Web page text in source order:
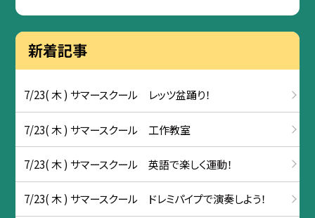
新着記事
7/23( 木 ) サマースクール レッツ盆踊り！
7/23( 木 ) サマースクール 工作教室
7/23( 木 ) サマースクール 英語で楽しく運動！
7/23( 木 ) サマースクール ドレミパイプで演奏しよう！